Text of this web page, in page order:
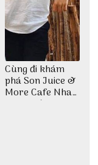
Cùng đi khám
phá Son Juice &
More Cafe Nha
Trang với anh